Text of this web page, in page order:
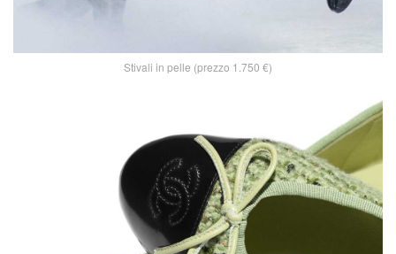
Stivali in pelle (prezzo 1.750 €)